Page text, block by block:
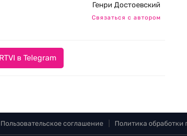
Генри Достоевский
Связаться с автором
в Telegram
Пользовательское соглашение Политика